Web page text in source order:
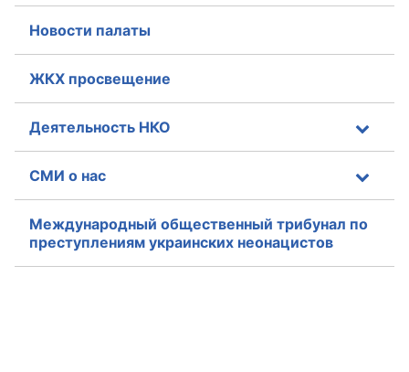
Новости палаты
ЖКХ просвещение
Деятельность НКО
СМИ о нас
Международный общественный трибунал по
преступлениям украинских неонацистов